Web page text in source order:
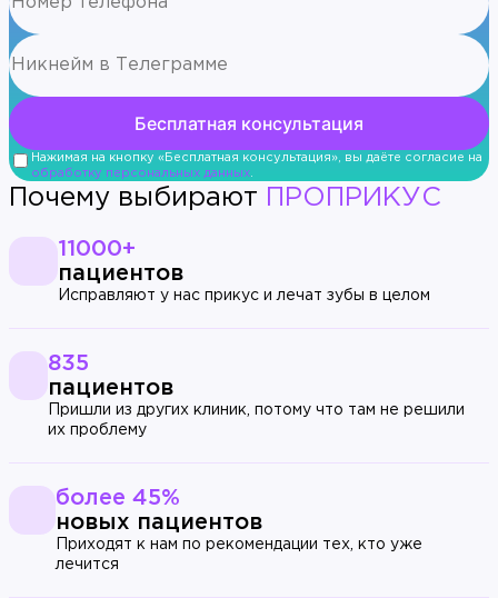
Нажимая на кнопку «Бесплатная консультация», вы даёте согласие на
обработку персональных данных.
Почему выбирают ПРОПРИКУС
11000+
пациентов
Исправляют у нас прикус и лечат зубы в целом
835
пациентов
Пришли из других клиник, потому что там не решили
их проблему
более 45%
новых пациентов
Приходят к нам по рекомендации тех, кто уже
лечится